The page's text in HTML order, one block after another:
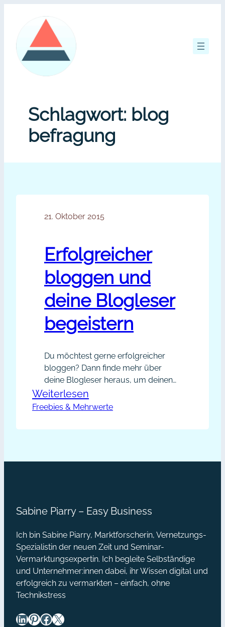
springen
Schlagwort: blog
befragung
21. Oktober 2015
Erfolgreicher
bloggen und
deine Blogleser
begeistern
Du möchtest gerne erfolgreicher
bloggen? Dann finde mehr über
deine Blogleser heraus, um deinen
Blogartikeln mehr Mehrwert zu
geben. Wünschst du dir von deinen
nächsten Blogartikel? Vielleicht ist
dass dein Blog endlich lebendig wird
Weiterlesen
Erfolgreicher
Freebies & Mehrwerte
Sabine Piarry – Easy Business
Ich bin Sabine Piarry, Marktforscherin, Vernetzungs-
Spezialistin der neuen Zeit und Seminar-
Vermarktungsexpertin. Ich begleite Selbständige
und Unternehmer:innen dabei, ihr Wissen digital und
erfolgreich zu vermarkten – einfach, ohne
Technikstress
LinkedIn Pinterest Facebook X